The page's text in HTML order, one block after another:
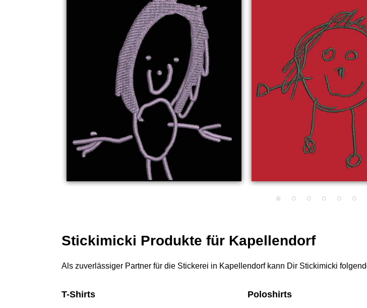
Stickimicki Produkte für Kapellendorf
Als zuverlässiger Partner für die Stickerei in Kapellendorf kann Dir Stickimicki
T-Shirts Poloshirts